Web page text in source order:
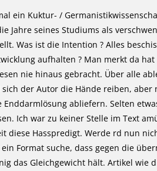
ein Kuktur- /
Jahre seines Studiums als
Was ist die Intention ? Alles
aufhalten ? Man merkt da
nie hinaus gebracht. Über alle
der Autor die Hände reiben, aber
Enddarmlösung abliefern. Selten
Ich war zu keiner Stelle im Text
diese Hasspredigt. Werde rd nun
Format suche, dass gegen die
das Gleichgewicht hält. Artikel wie